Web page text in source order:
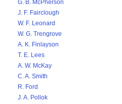
G. B. McPherson
J. F. Fairclough
W. F. Leonard
W. G. Trengrove
A. K. Finlayson
T. E. Lees
A. W. McKay
C. A. Smith
R. Ford
J. A. Pollok